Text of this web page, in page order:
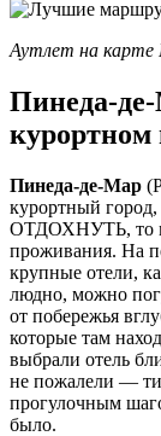
Аутлет на карте
Пинеда-
курортном
Пинеда-де-Мар
курортный
ОТДОХНУТЬ, то
проживания. На
крупные отели,
людно, можно
от побережья
которые там
выбрали отель
не пожалели —
прогулочным
было.